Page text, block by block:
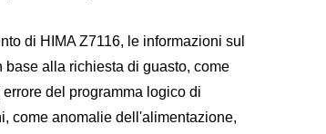
di HIMA Z7116, le informazioni sul
alla richiesta di guasto, come
del programma logico di
come anomalie dell'alimentazione,